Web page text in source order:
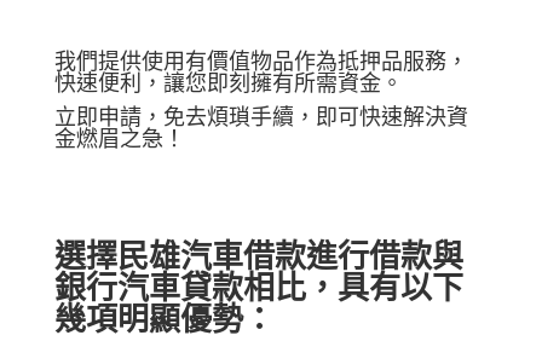
我們提供使用有價值物品作為抵押品服務，
快速便利，讓您即刻擁有所需資金。
立即申請，免去煩瑣手續，即可快速解決資
金燃眉之急！
選擇民雄汽車借款進行借款與
銀行汽車貸款相比，具有以下
幾項明顯優勢：